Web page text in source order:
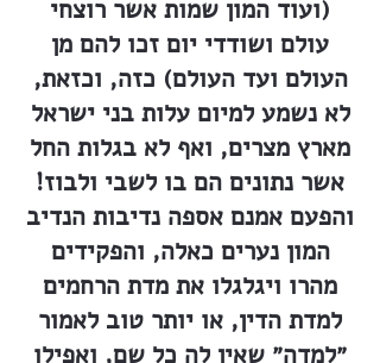
(ועוד המון שמות אשר רוצחי
עולם ושודדי יום זכו להם מן
העולם ועד העולם) כזה, וכזאת,
לא נשמע למיום עלות בני ישראל
מארץ מצרים, ואף לא בגלות החל
אשר נתונים הם בו לשבי ולבוז!
והפעם אמנם אספה נדיבות הנדיב
המון נערים כאלה, והפקידים
מהרו ויגלגלו את מדת הרחמים
למדת הדין, או יותר טוב לאמור
״למדה״ שאין לה כל שם, ואפילו